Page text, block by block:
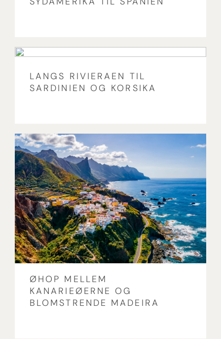
LANGS RIVIERAEN TIL
SARDINIEN OG KORSIKA
ØHOP MELLEM
KANARIEØERNE OG
BLOMSTRENDE MADEIRA